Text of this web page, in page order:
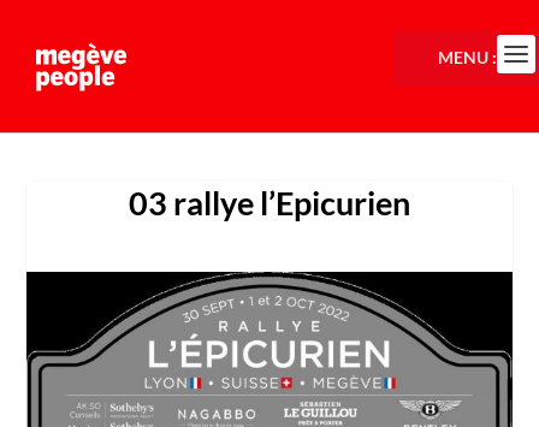
03 rallye l’Epicurien
MENU :